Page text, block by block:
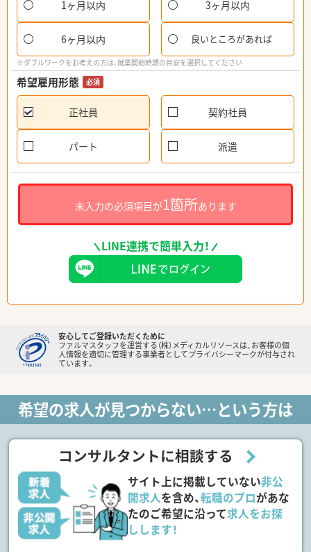
1ヶ月以内 3ヶ月以内
6ヶ月以内 良いところがあれば
※ダブルワークをお考えの方は、就業開始時期の目安を選択してください
希望雇用形態 必須
正社員 契約社員
パート 派遣
未入力の必須項目が1箇所あります
LINE連携で簡単入力！
安心してご登録いただくために
ファルマスタッフを運営する（株）メディカルリソースは、お客様の個
人情報を適切に管理する事業者としてプライバシーマークが付与され
ています。
希望の求人が見つからない…という方は
コンサルタントに相談する
サイト上に掲載していない非公
開求人を含め、転職のプロがあな
たのご希望に沿って求人をお探
しします！